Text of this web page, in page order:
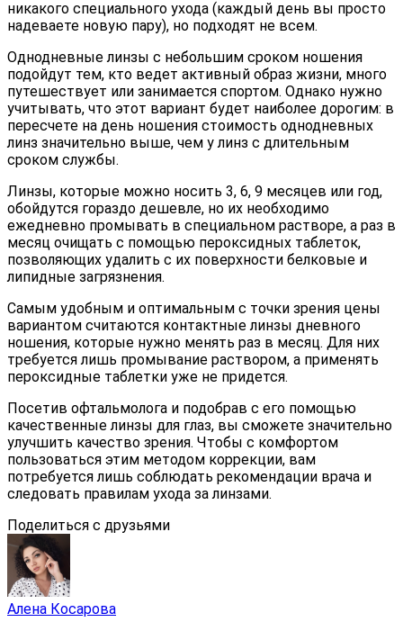
никакого специального ухода (каждый день вы просто
надеваете новую пару), но подходят не всем.
Однодневные линзы с небольшим сроком ношения
подойдут тем, кто ведет активный образ жизни, много
путешествует или занимается спортом. Однако нужно
учитывать, что этот вариант будет наиболее дорогим: в
пересчете на день ношения стоимость однодневных
линз значительно выше, чем у линз с длительным
сроком службы.
Линзы, которые можно носить 3, 6, 9 месяцев или год,
обойдутся гораздо дешевле, но их необходимо
ежедневно промывать в специальном растворе, а раз в
месяц очищать с помощью пероксидных таблеток,
позволяющих удалить с их поверхности белковые и
липидные загрязнения.
Самым удобным и оптимальным с точки зрения цены
вариантом считаются контактные линзы дневного
ношения, которые нужно менять раз в месяц. Для них
требуется лишь промывание раствором, а применять
пероксидные таблетки уже не придется.
Посетив офтальмолога и подобрав с его помощью
качественные линзы для глаз, вы сможете значительно
улучшить качество зрения. Чтобы с комфортом
пользоваться этим методом коррекции, вам
потребуется лишь соблюдать рекомендации врача и
следовать правилам ухода за линзами.
Поделиться с друзьями
Алена Косарова